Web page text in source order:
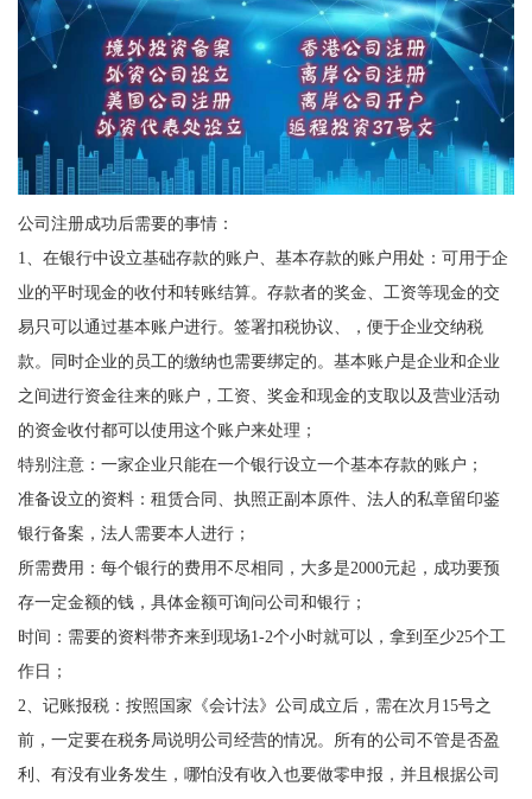
公司注册成功后需要的事情：
1、在银行中设立基础存款的账户、基本存款的账户用处：可用于企
业的平时现金的收付和转账结算。存款者的奖金、工资等现金的交
易只可以通过基本账户进行。签署扣税协议、，便于企业交纳税
款。同时企业的员工的缴纳也需要绑定的。基本账户是企业和企业
之间进行资金往来的账户，工资、奖金和现金的支取以及营业活动
的资金收付都可以使用这个账户来处理；
特别注意：一家企业只能在一个银行设立一个基本存款的账户；
准备设立的资料：租赁合同、执照正副本原件、法人的私章留印鉴
银行备案，法人需要本人进行；
所需费用：每个银行的费用不尽相同，大多是2000元起，成功要预
存一定金额的钱，具体金额可询问公司和银行；
时间：需要的资料带齐来到现场1-2个小时就可以，拿到至少25个工
作日；
2、记账报税：按照国家《会计法》公司成立后，需在次月15号之
前，一定要在税务局说明公司经营的情况。所有的公司不管是否盈
利、有没有业务发生，哪怕没有收入也要做零申报，并且根据公司